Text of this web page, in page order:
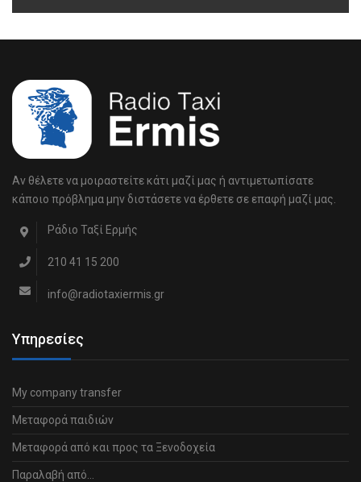
Αν θέλετε να μοιραστείτε κάτι μαζί μας ή αντιμετωπίσατε
κάποιο πρόβλημα μην διστάσετε να έρθετε σε επαφή μαζί μας.
Ράδιο Ταξί Ερμής
210 41 15 200
info@radiotaxiermis.gr
Υπηρεσίες
My company transfer
Μεταφορά παιδιών
Μεταφορά από και προς τα Ξενοδοχεία
Παραλαβή από…